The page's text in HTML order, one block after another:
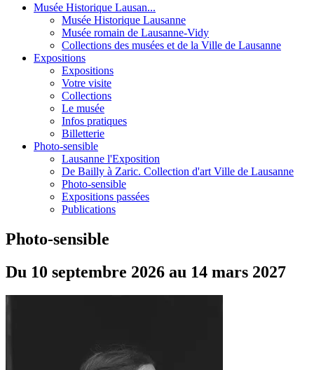
Musée Historique Lausan...
Musée Historique Lausanne
Musée romain de Lausanne-Vidy
Collections des musées et de la Ville de Lausanne
Expositions
Expositions
Votre visite
Collections
Le musée
Infos pratiques
Billetterie
Photo-sensible
Lausanne l'Exposition
De Bailly à Zaric. Collection d'art Ville de Lausanne
Photo-sensible
Expositions passées
Publications
Photo-sensible
Du 10 septembre 2026 au 14 mars 2027